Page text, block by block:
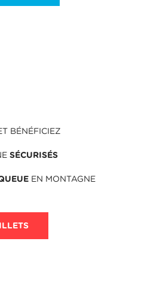
BÉNÉFICIEZ
SÉCURISÉS
EN MONTAGNE